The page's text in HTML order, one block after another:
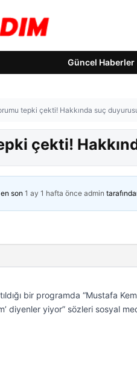
Güncel Haberler
tepki çekti! Hakkında suç
çekti!
son 1 ay 1 hafta önce admin
bir programda “Mustafa
diyenler yiyor” sözleri sosyal